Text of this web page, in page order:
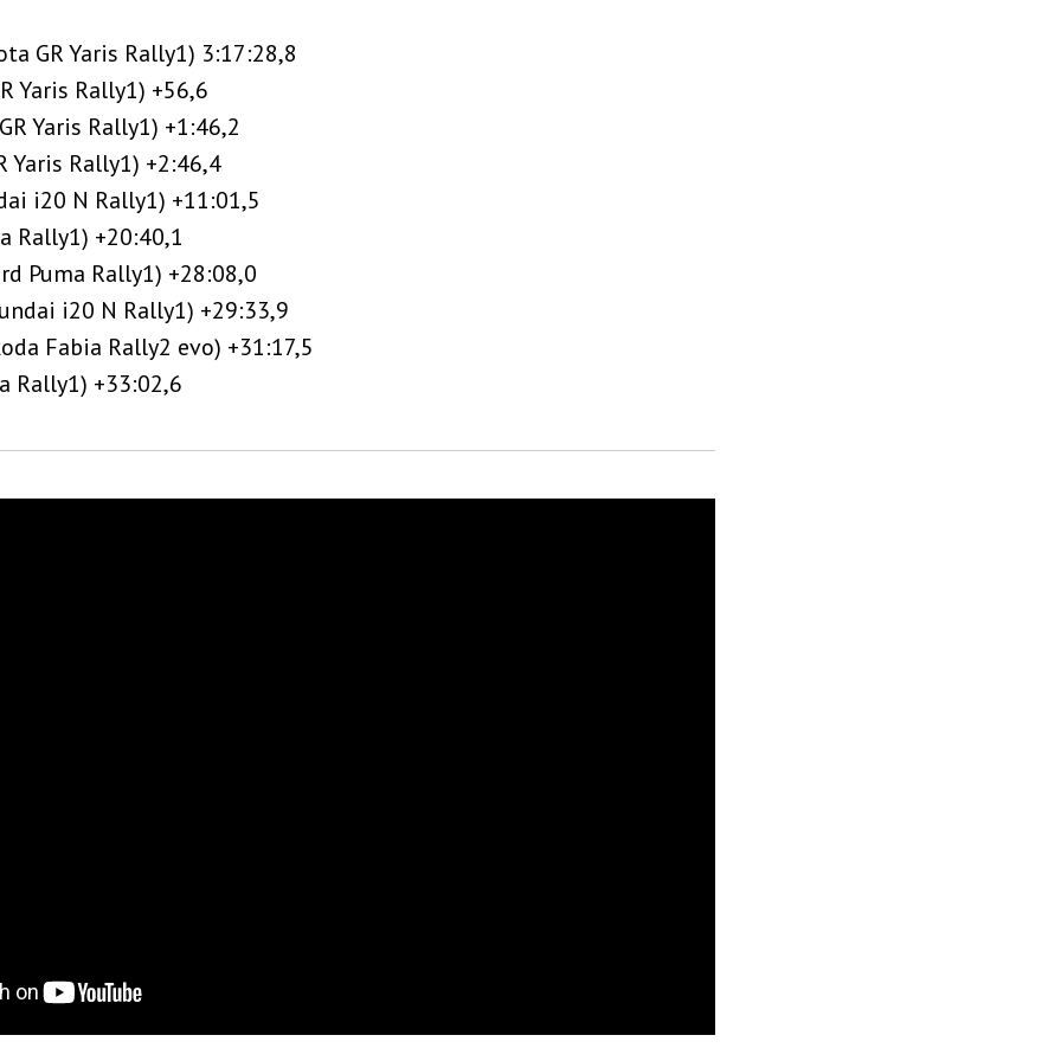
GR Yaris Rally1) 3:17:28,8
Yaris Rally1) +56,6
Yaris Rally1) +1:46,2
Yaris Rally1) +2:46,4
i20 N Rally1) +11:01,5
Rally1) +20:40,1
Puma Rally1) +28:08,0
i20 N Rally1) +29:33,9
Fabia Rally2 evo) +31:17,5
Rally1) +33:02,6